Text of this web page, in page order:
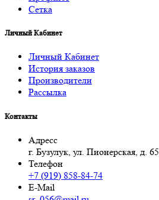
Сетка
Личный Кабинет
Личный Кабинет
История заказов
Производители
Рассылка
Контакты
Адресс
г. Бузулук, ул. Пионерская, д. 65
Телефон
+7 (919) 858-84-74
E-Mail